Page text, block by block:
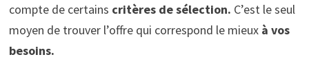
compte de certains critères de sélection. C’est le seul
moyen de trouver l’offre qui correspond le mieuxà vos
besoins.